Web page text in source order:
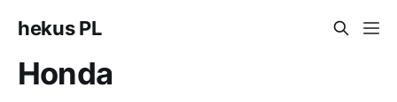
hekus PL
Honda